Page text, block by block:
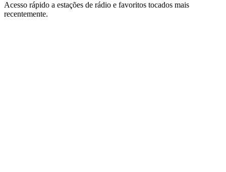
Acesso rápido a estações de rádio e favoritos tocados mais
recentemente.